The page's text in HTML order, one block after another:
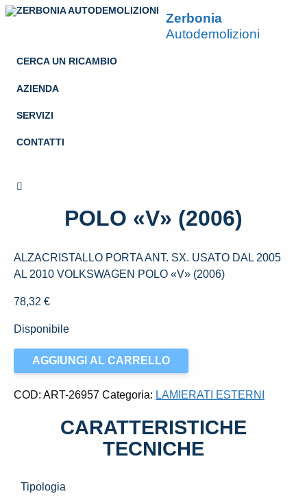
Zerbonia
Autodemolizioni
CERCA UN RICAMBIO
AZIENDA
SERVIZI
CONTATTI
ALZACRISTALLO PORTA
POLO «V» (2006)
ALZACRISTALLO PORTA ANT. SX. USATO DAL 2005
AL 2010 VOLKSWAGEN POLO «V» (2006)
78,32 €
Disponibile
ALZACRISTALLO
PORTA
ANT.
2010
AGGIUNGI AL CARRELLO
COD: ART-26957 Categoria: LAMIERATI ESTERNI
CARATTERISTICHE
TECNICHE
Tipologia